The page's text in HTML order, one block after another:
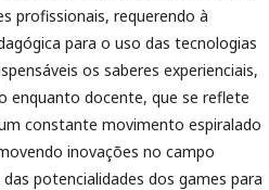
profissionais, requerendo à
para o uso das tecnologias
os saberes experienciais,
enquanto docente, que se reflete
constante movimento espiralado
inovações no campo
potencialidades dos games para